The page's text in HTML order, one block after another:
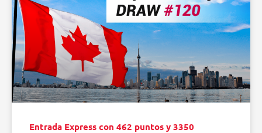
Entrada Express con 462 puntos y 3350